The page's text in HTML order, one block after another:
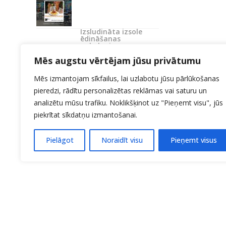
Mēs augstu vērtējam jūsu privātumu
Mēs izmantojam sīkfailus, lai uzlabotu jūsu pārlūkošanas
pieredzi, rādītu personalizētas reklāmas vai saturu un
analizētu mūsu trafiku. Noklikšķinot uz "Pieņemt visu", jūs
piekrītat sīkdatņu izmantošanai.
Pielāgot Noraidīt visu Pieņemt visus
Izsludināta izsole
ēdināšanas
pakalpojumu